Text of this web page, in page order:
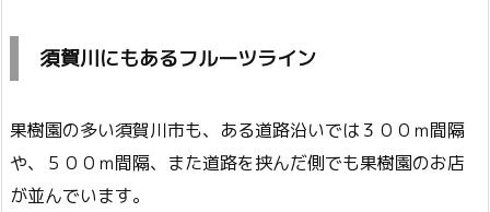
須賀川にもあるフルーツライン
果樹園の多い須賀川市も、ある道路沿いでは３００ｍ間隔
や、５００ｍ間隔、また道路を挟んだ側でも果樹園のお店
が並んでいます。